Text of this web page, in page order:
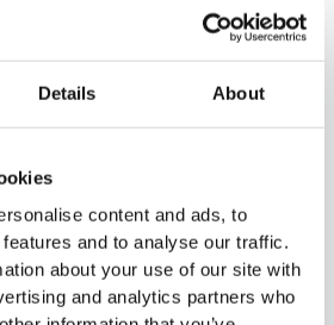
Details About
content and ads, to
and to analyse our traffic.
about your use of our site with
and analytics partners who
nieuws ontdekken op dit
Artikelen